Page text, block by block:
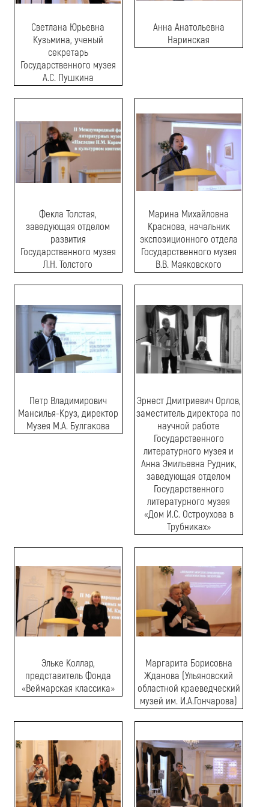
Светлана Юрьевна
Кузьмина, ученый
секретарь
Государственного музея
А.С. Пушкина
Анна Анатольевна
Наринская
Фекла Толстая,
заведующая отделом
развития
Государственного музея
Л.Н. Толстого
Марина Михайловна
Краснова, начальник
экспозиционного отдела
Государственного музея
В.В. Маяковского
Петр Владимирович
Мансилья-Круз, директор
Музея М.А. Булгакова
Эрнест Дмитриевич Орлов,
заместитель директора по
научной работе
Государственного
литературного музея и
Анна Эмильевна Рудник,
заведующая отделом
Государственного
литературного музея
«Дом И.С. Остроухова в
Трубниках»
Эльке Коллар,
представитель Фонда
«Веймарская классика»
Маргарита Борисовна
Жданова (Ульяновский
областной краеведческий
музей им. И.А.Гончарова)